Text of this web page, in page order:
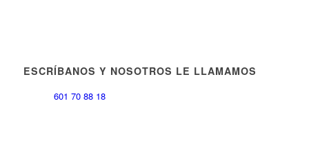
ESCRÍBANOS Y NOSOTROS LE LLAMAMOS
601 70 88 18